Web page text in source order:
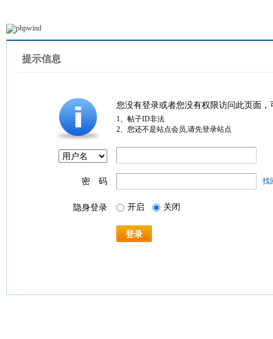
提示信息
您没有登录或者您没有权限访问此页面
1、帖子ID非法
2、您还不是站点会员,请先登录站点
密 码 找
隐身登录 开启 关闭
登录